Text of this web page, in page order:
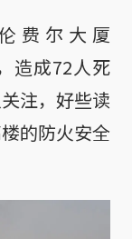
费尔大厦
造成72人死
注，好些读
的防火安全